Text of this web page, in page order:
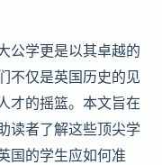
公学更是以其卓越的
不仅是英国历史的见
才的摇篮。本文旨在
读者了解这些顶尖学
国的学生应如何准